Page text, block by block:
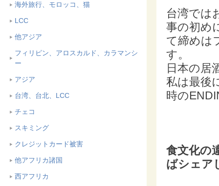
海外旅行、モロッコ、猫
LCC
他アジア
フィリピン、アロスカルド、カラマンシ
ー
アジア
台湾、台北、LCC
チェコ
スキミング
クレジットカード被害
他アフリカ諸国
西アフリカ
台湾では
事の初め
て締めは
す。
日本の居
私は最後
時の
食文化の
ばシェア